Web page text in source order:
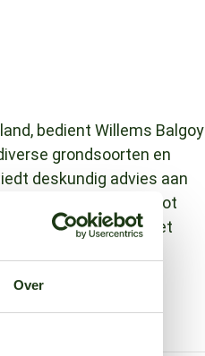
Over
bedient Willems Balgoy
grondsoorten en
deskundig advies aan
van teeltkeuzes tot
teelten met